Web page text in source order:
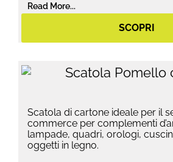
Read More...
SCOPRI
Scatola di cartone ideale per il
commerce per complementi
lampade, quadri, orologi,
oggetti in legno.